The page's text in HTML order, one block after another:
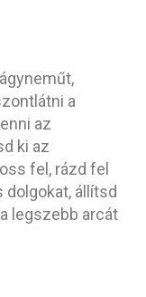
a
az
ki az
fel, rázd fel
dolgokat, állítsd
legszebb arcát